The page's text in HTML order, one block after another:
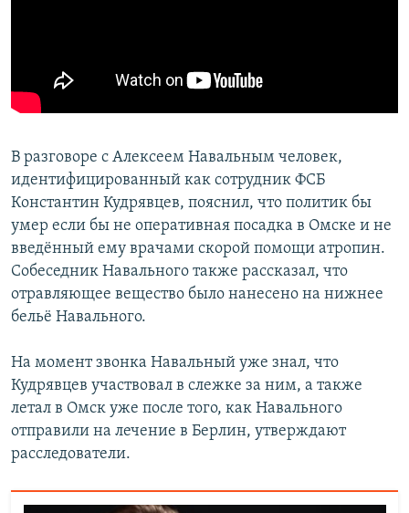
В разговоре с Алексеем Навальным человек,
идентифицированный как сотрудник ФСБ
Константин Кудрявцев, пояснил, что политик бы
умер если бы не оперативная посадка в Омске и не
введённый ему врачами скорой помощи атропин.
Собеседник Навального также рассказал, что
отравляющее вещество было нанесено на нижнее
бельё Навального.
На момент звонка Навальный уже знал, что
Кудрявцев участвовал в слежке за ним, а также
летал в Омск уже после того, как Навального
отправили на лечение в Берлин, утверждают
расследователи.